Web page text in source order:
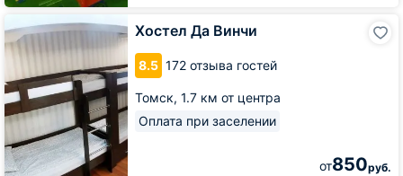
Хостел Да Винчи
8.5 172 отзыва гостей
Томск, 1.7 км от центра
Оплата при заселении
от850руб.
Да
Винчи